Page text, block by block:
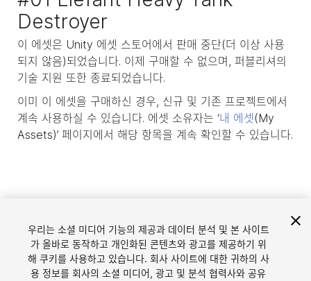
Destroyer
이 에셋은 Unity 에셋 스토어에서 판매 중단(더 이상 사용
되지 않음)되었습니다. 이제 구매할 수 없으며, 퍼블리셔의
기술 지원 또한 종료되었습니다.
이미 이 에셋을 구매하신 경우, 신규 및 기존 프로젝트에서
계속 사용하실 수 있습니다. 에셋 소유자는 ‘내 에셋 (My
Assets)’ 페이지에서 해당 항목을 계속 확인할 수 있습니다.
우리는 소셜 미디어 기능의 제공과 데이터 분석 및 본 사이트
가 올바로 동작하고 개인화된 콘텐츠와 광고를 제공하기 위
해 쿠키를 사용하고 있습니다. 회사 사이트에 대한 귀하의 사
용 정보를 회사의 소셜 미디어, 광고 및 분석 협력사와 공유